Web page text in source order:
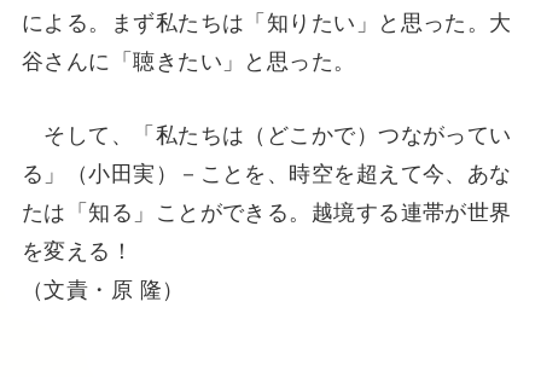
による。まず私たちは「知りたい」と思った。大
谷さんに「聴きたい」と思った。
そして、「私たちは（どこかで）つながってい
る」（小田実）－ことを、時空を超えて今、あな
たは「知る」ことができる。越境する連帯が世界
を変える！
（文責・原 隆）